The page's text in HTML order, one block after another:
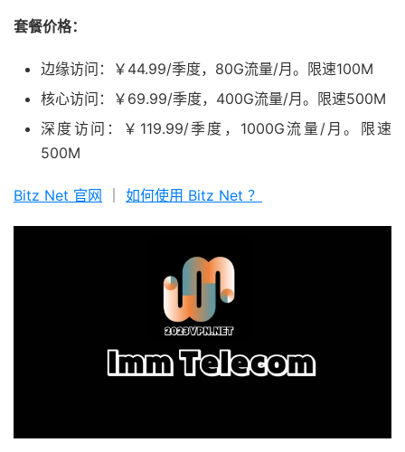
套餐价格：
边缘访问：￥44.99/季度，80G流量/月。限速100M
核心访问：￥69.99/季度，400G流量/月。限速500M
深度访问：￥119.99/季度，1000G流量/月。限速
500M
Bitz Net 官网 如何使用 Bitz Net ？